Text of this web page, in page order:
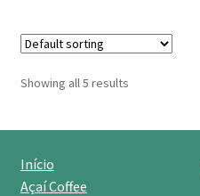
Showing all 5 results
Início
Açaí Coffee